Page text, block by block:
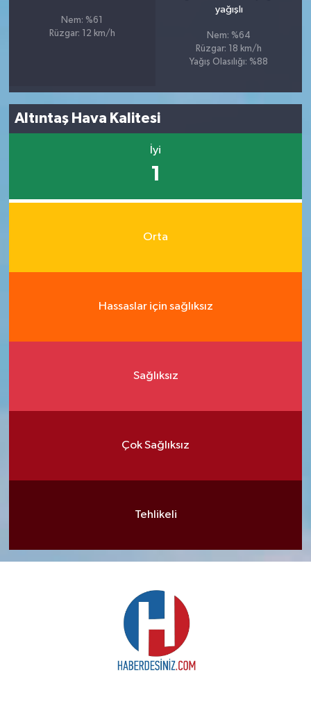
Nem: %61
Rüzgar: 12 km/h
yağışlı
Nem: %64
Rüzgar: 18 km/h
Yağış Olasılığı: %88
Altıntaş Hava Kalitesi
İyi
1
Orta
Hassaslar için sağlıksız
Sağlıksız
Çok Sağlıksız
Tehlikeli